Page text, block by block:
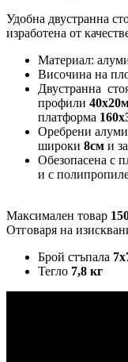
Удобна двустранна
изработена от
Материал:
Височина на
Двустранна
профили
платформа
Оребрени
широки 8см и
Обезопасена с
и с
Максимален товар
Отговаря на
Брой стъпала
Тегло 7,8 кг